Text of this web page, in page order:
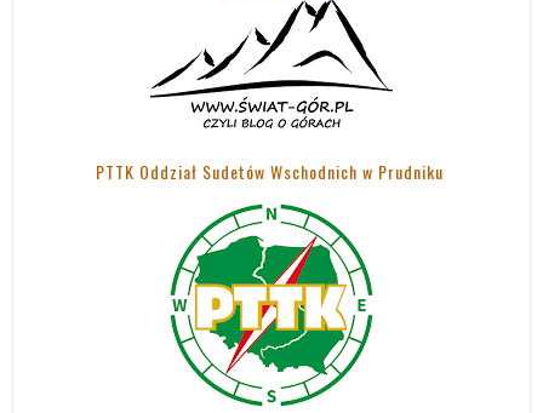
PTTK Oddział Sudetów Wschodnich w Prudniku